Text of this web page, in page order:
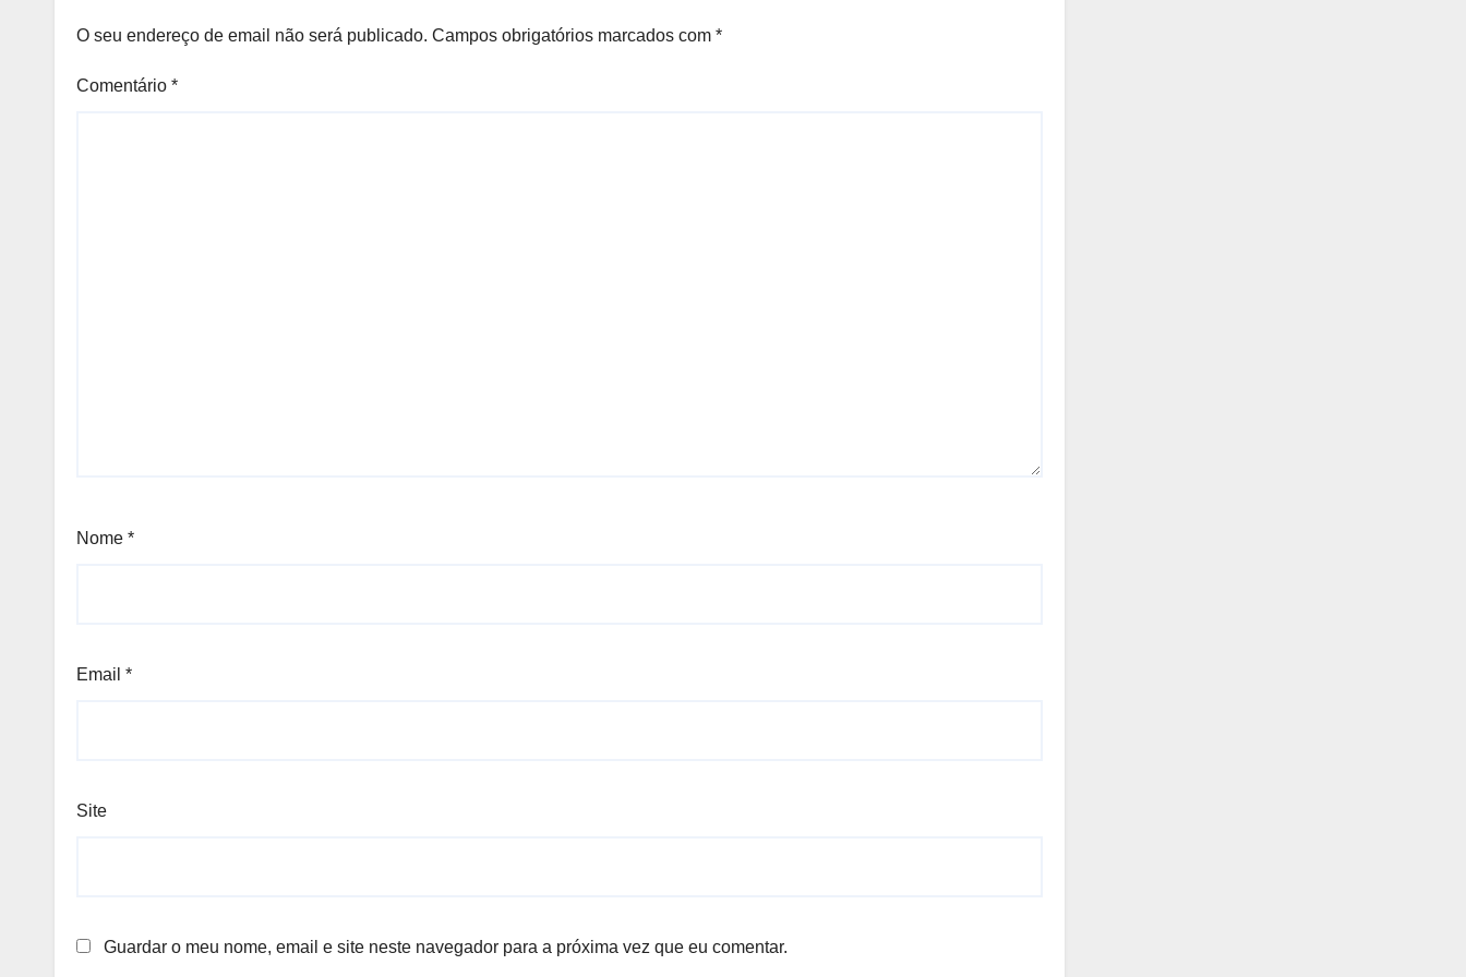
O seu endereço de email não será publicado. Campos obrigatórios marcados com *
Comentário *
Nome *
Email *
Site
Guardar o meu nome, email e site neste navegador para a próxima vez que eu comentar.